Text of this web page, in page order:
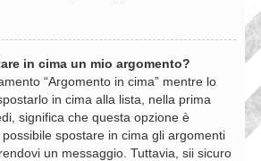
in cima un mio argomento?
“Argomento in cima” mentre lo
in cima alla lista, nella prima
significa che questa opzione è
spostare in cima gli argomenti
un messaggio. Tuttavia, sii sicuro